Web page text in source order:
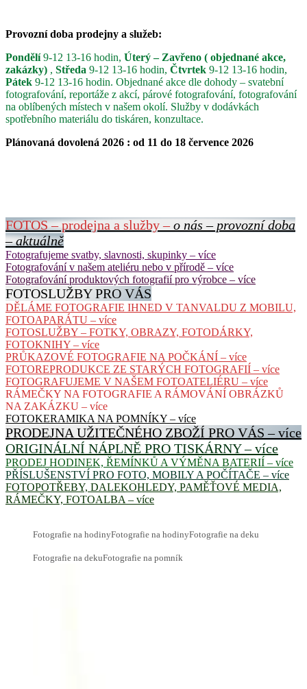
Provozní doba prodejny a služeb:
Pondělí9-12 13-16 hodin, Úterý – Zavřeno ( objednané akce,
zakázky) , Středa 9-12 13-16 hodin, Čtvrtek 9-12 13-16 hodin,
Pátek 9-12 13-16 hodin. Objednané akce dle dohody – svatební
fotografování, reportáže z akcí, párové fotografování, fotografování
na oblíbených místech v našem okolí. Služby v dodávkách
spotřebního materiálu do tiskáren, konzultace.
Plánovaná dovolená 2026 : od 11 do 18 července 2026
FOTOS – prodejna a služby –o nás – provozní doba
– aktuálně
Fotografujeme svatby, slavnosti, skupinky – více
Fotografování v našem ateliéru nebo v přírodě – více
Fotografování produktových fotografií pro výrobce – více
FOTOSLUŽBY PRO VÁS
DĚLÁME FOTOGRAFIE IHNED V TANVALDU Z MOBILU,
FOTOAPARÁTU – více
FOTOSLUŽBY – FOTKY, OBRAZY, FOTODÁRKY,
FOTOKNIHY – více
PRŮKAZOVÉ FOTOGRAFIE NA POČKÁNÍ – více
FOTOREPRODUKCE ZE STARÝCH FOTOGRAFIÍ – více
FOTOGRAFUJEME V NAŠEM FOTOATELIÉRU – více
RÁMEČKY NA FOTOGRAFIE A RÁMOVÁNÍ OBRÁZKŮ
NA ZAKÁZKU – více
FOTOKERAMIKA NA POMNÍKY – více
PRODEJNA UŽITEČNÉHO ZBOŽÍ PRO VÁS – více
ORIGINÁLNÍ NÁPLNĚ PRO TISKÁRNY – více
PRODEJ HODINEK, ŘEMÍNKŮ A VÝMĚNA BATERIÍ – více
PŘÍSLUŠENSTVÍ PRO FOTO, MOBILY A POČÍTAČE – více
FOTOPOTŘEBY, DALEKOHLEDY, PAMĚŤOVÉ MEDIA,
RÁMEČKY, FOTOALBA – více
Fotografie na hodinyFotografie na hodinyFotografie na deku
Fotografie na dekuFotografie na pomník